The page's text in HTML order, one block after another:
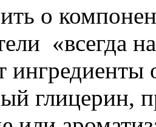
о
«всегда
ингредиенты
глицерин,